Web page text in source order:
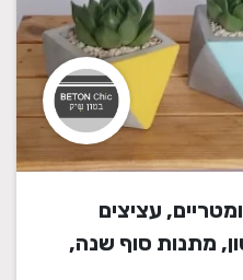
עציצים
מתנות סוף שנה,